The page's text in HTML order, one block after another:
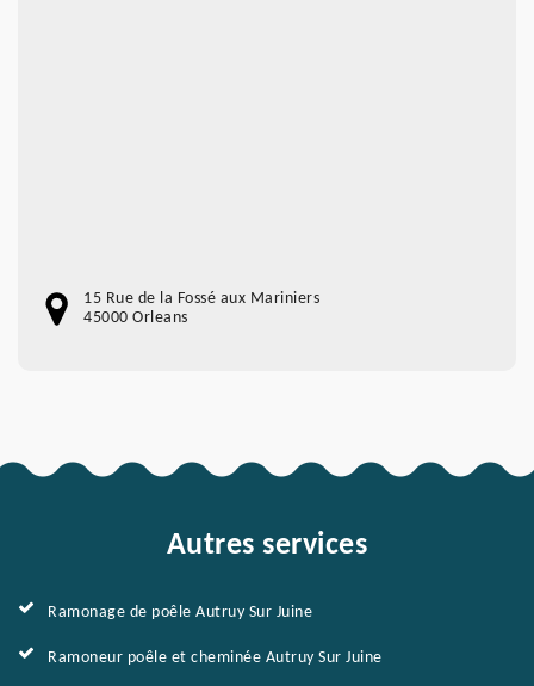
15 Rue de la Fossé aux Mariniers
45000 Orleans
Autres services
Ramonage de poêle Autruy Sur Juine
Ramoneur poêle et cheminée Autruy Sur Juine